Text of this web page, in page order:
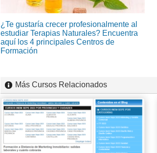
¿Te gustaría crecer profesionalmente al
estudiar Terapias Naturales? Encuentra
aquí los 4 principales Centros de
Formación
Más Cursos Relacionados